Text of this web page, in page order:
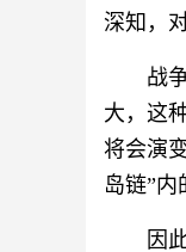
深知，
战
大，这
将会演
岛链”内
因